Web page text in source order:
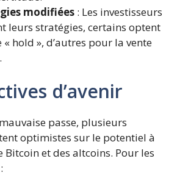
modifiées : Les investisseurs
leurs stratégies, certains optent
hold », d’autres pour la vente
d’avenir
passe, plusieurs
optimistes sur le potentiel à
Bitcoin et des altcoins. Pour les